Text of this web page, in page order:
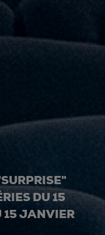
DU 15
15 JANVIER